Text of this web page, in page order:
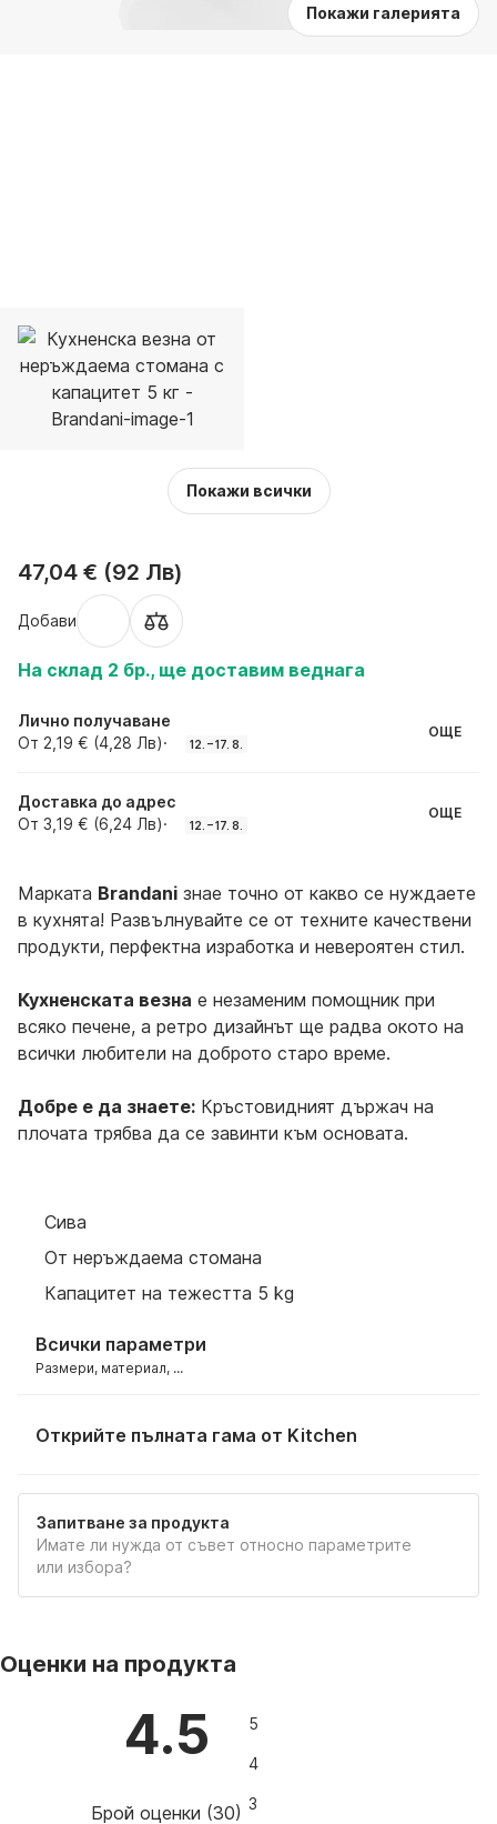
Покажи галерията
Покажи всички
47,04 € (92 Лв)
Добави
На склад 2 бр., ще доставим веднага
Лично получаване
От 2,19 € (4,28 Лв)· 12. – 17. 8.
ОЩЕ
Доставка до адрес
От 3,19 € (6,24 Лв)· 12. – 17. 8.
ОЩЕ
Марката Brandani знае точно от какво се нуждаете
в кухнята! Развълнувайте се от техните качествени
продукти, перфектна изработка и невероятен стил.
Кухненската везна е незаменим помощник при
всяко печене, а ретро дизайнът ще радва окото на
всички любители на доброто старо време.
Добре е да знаете: Кръстовидният държач на
плочата трябва да се завинти към основата.
Сива
От неръждаема стомана
Капацитет на тежестта 5 kg
Всички параметри
Размери, материал, ...
Открийте пълната гама от Kitchen
Запитване за продукта
Имате ли нужда от съвет относно параметрите
или избора?
Оценки на продукта
4.5
Брой оценки (30)
5
4
3